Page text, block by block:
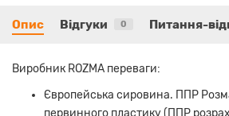
Опис Відгуки 0 Питання-
Виробник ROZMA переваги:
Європейська сировина. ППР
первинного пластику (ППР